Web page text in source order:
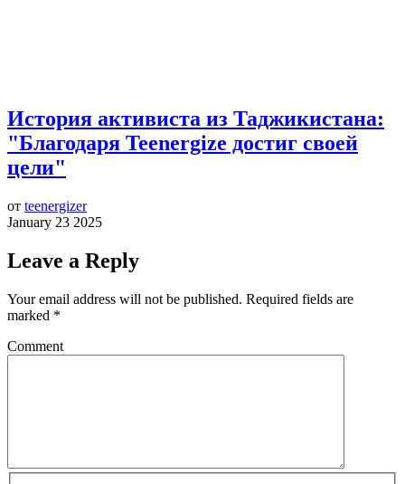
История активиста из Таджикистана:
"Благодаря Teenergize достиг своей
цели"
от teenergizer
January 23 2025
Leave a Reply
Your email address will not be published. Required fields are
marked *
Comment